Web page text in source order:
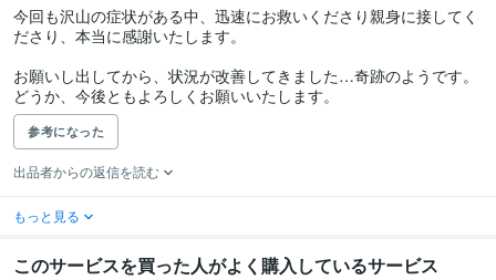
今回も沢山の症状がある中、迅速にお救いくださり親身に接してく
ださり、本当に感謝いたします。
お願いし出してから、状況が改善してきました…奇跡のようです。
どうか、今後ともよろしくお願いいたします。
参考になった
出品者からの返信を読む
もっと見る
このサービスを買った人がよく購入しているサービス